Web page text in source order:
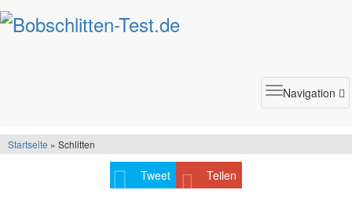
Toggle
Navigation
Startseite » Schlitten
Tweet Teilen